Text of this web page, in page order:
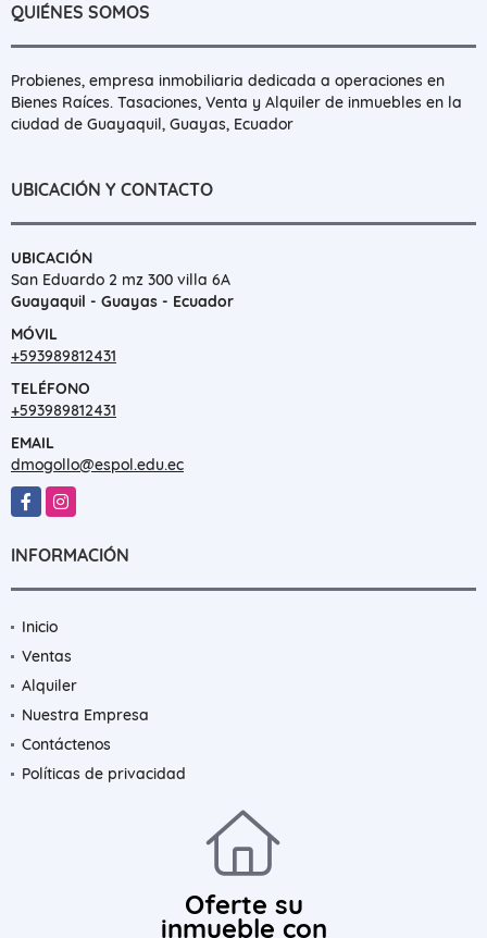
QUIÉNES SOMOS
Probienes, empresa inmobiliaria dedicada a operaciones en
Bienes Raíces. Tasaciones, Venta y Alquiler de inmuebles en la
ciudad de Guayaquil, Guayas, Ecuador
UBICACIÓN Y CONTACTO
UBICACIÓN
San Eduardo 2 mz 300 villa 6A
Guayaquil - Guayas - Ecuador
MÓVIL
+593989812431
TELÉFONO
+593989812431
EMAIL
dmogollo@espol.edu.ec
FacebookInstagram
INFORMACIÓN
Inicio
Ventas
Alquiler
Nuestra Empresa
Contáctenos
Políticas de privacidad
Oferte su
inmueble con